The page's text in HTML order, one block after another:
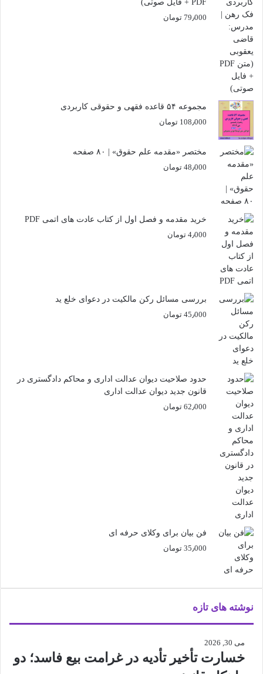
PDF + فایل صوتی)
79٫000 تومان
مجموعه ۵۴ قاعده فقهی و حقوقی کاربردی
108٫000 تومان
مختصر «مقدمه علم حقوق» | ۸۰ صفحه
48٫000 تومان
خرید مقدمه و فصل اول از کتاب عادت های اتمی PDF
4٫000 تومان
بررسی مسائل رکن مالکیت در دعوای خلع ید
45٫000 تومان
حدود صلاحیت دیوان عدالت اداری و محاکم دادگستری در
قانون جدید دیوان عدالت اداری
62٫000 تومان
فن بیان برای وکلای حرفه ای
35٫000 تومان
نوشته های تازه
می 30, 2026
خسارت تأخیر تأدیه در غرامت بیع فاسد؛ دو